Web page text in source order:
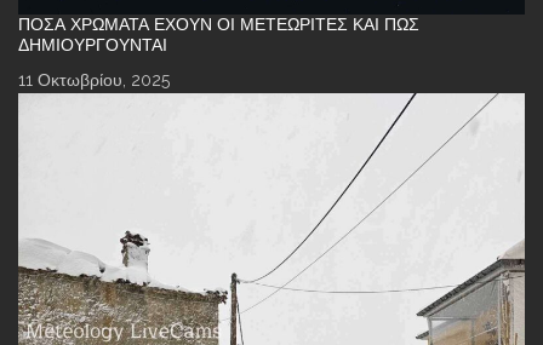
ΠΌΣΑ ΧΡΏΜΑΤΑ ΈΧΟΥΝ ΟΙ ΜΕΤΕΩΡΊΤΕΣ ΚΑΙ ΠΏΣ
ΔΗΜΙΟΥΡΓΟΎΝΤΑΙ
11 Οκτωβρίου, 2025